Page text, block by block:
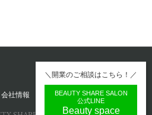
会社情報 プライバシーポリシー
＼開業のご相談はこちら！／
BEAUTY SHARE SALON
公式LINE
Beauty space